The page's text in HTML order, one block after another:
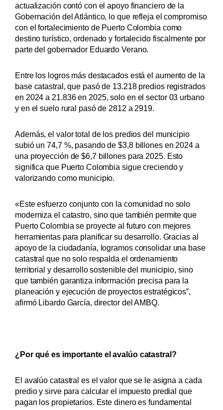
actualización contó con el apoyo financiero de la
Gobernación del Atlántico, lo que refleja el compromiso
con el fortalecimiento de Puerto Colombia como
destino turístico, ordenado y fortalecido fiscalmente por
parte del gobernador Eduardo Verano.
Entre los logros más destacados está el aumento de la
base catastral, que pasó de 13.218 predios registrados
en 2024 a 21.836 en 2025, solo en el sector 03 urbano
y en el suelo rural pasó de 2812 a 2919.
Además, el valor total de los predios del municipio
subió un 74,7 %, pasando de $3,8 billones en 2024 a
una proyección de $6,7 billones para 2025. Esto
significa que Puerto Colombia sigue creciendo y
valorizando como municipio.
«Este esfuerzo conjunto con la comunidad no solo
moderniza el catastro, sino que también permite que
Puerto Colombia se proyecte al futuro con mejores
herramientas para planificar su desarrollo. Gracias al
apoyo de la ciudadanía, logramos consolidar una base
catastral que no solo respalda el ordenamiento
territorial y desarrollo sostenible del municipio, sino
que también garantiza información precisa para la
planeación y ejecución de proyectos estratégicos”,
afirmó Libardo García, director del AMBQ.
¿Por qué es importante el avalúo catastral?
El avalúo catastral es el valor que se le asigna a cada
predio y sirve para calcular el impuesto predial que
pagan los propietarios. Este dinero es fundamental